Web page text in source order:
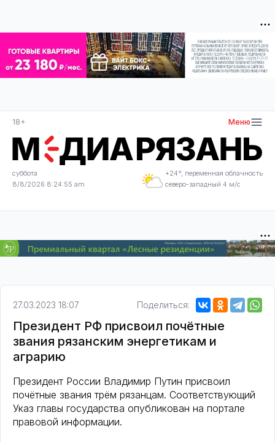
18+ Меню
суббота
8/8/2026 8:24:56 am
+24°, переменная облачность
северо-западный 4 м/с
27.03.2023 18:07 Поделиться:
Президент РФ присвоил почётные
звания рязанским энергетикам и
аграрию
Президент России Владимир Путин присвоил
почётные звания трём рязанцам. Соответствующий
Указ главы государства опубликован на портале
правовой информации.